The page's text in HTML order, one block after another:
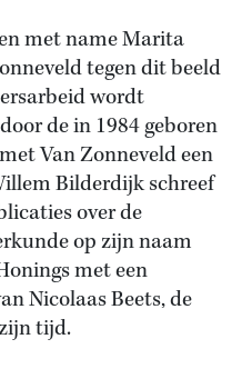
met name Marita
tegen dit beeld
wordt
de in 1984 geboren
Van Zonneveld een
Bilderdijk schreef
over de
op zijn naam
met een
Nicolaas Beets, de
tijd.